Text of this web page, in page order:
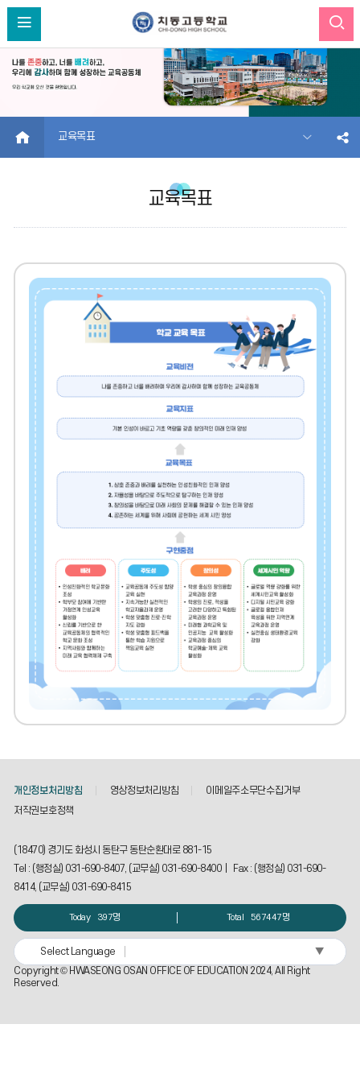
HOME 교육목표
교육목표
개인정보처리방침 영상정보처리방침
이메일주소무단수집거부
저작권보호정책
(18470) 경기도 화성시 동탄구 동탄순환대로 881-15
Tel : (행정실) 031-690-8407, (교무실) 031-690-8400 | Fax : (행정실) 031-690-
8414, (교무실) 031-690-8415
Today 397명 Total 567447명
Select Language
▼
Copyright © HWASEONG OSAN OFFICE OF EDUCATION 2024, All Right
Reserved.